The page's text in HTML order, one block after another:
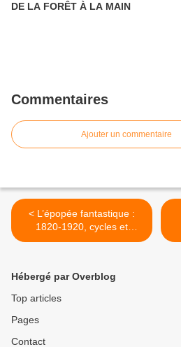
DE LA FORÊT À LA MAIN
Commentaires
Ajouter un commentaire
< L’épopée fantastique :
1820-1920, cycles et
motos.
Hébergé par Overblog
Top articles
Pages
Contact